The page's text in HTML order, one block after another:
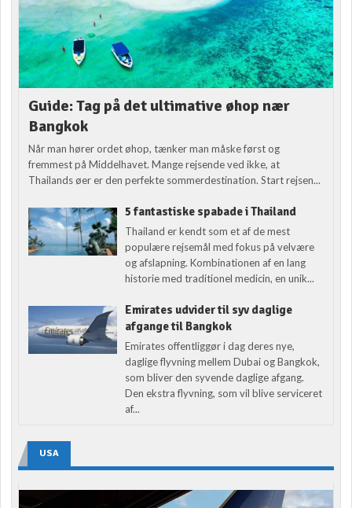
Guide: Tag på det ultimative øhop nær
Bangkok
Når man hører ordet øhop, tænker man måske først og
fremmest på Middelhavet. Mange rejsende ved ikke, at
Thailands øer er den perfekte sommerdestination. Start rejsen...
5 fantastiske spabade i Thailand
Thailand er kendt som et af de mest
populære rejsemål med fokus på velvære
og afslapning. Kombinationen af en lang
historie med traditionel medicin, en unik...
Emirates udvider til syv daglige
afgange til Bangkok
Emirates offentliggør i dag deres nye,
daglige flyvning mellem Dubai og Bangkok,
som bliver den syvende daglige afgang.
Den ekstra flyvning, som vil blive serviceret
af...
USA